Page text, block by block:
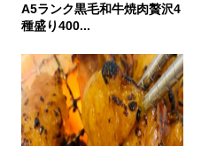
A5ランク黒毛和牛焼肉贅沢4
種盛り400...